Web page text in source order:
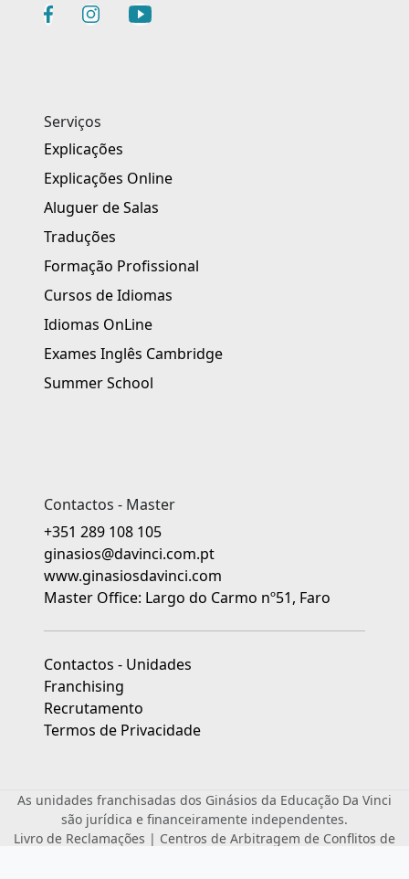
Serviços
Explicações
Explicações Online
Aluguer de Salas
Traduções
Formação Profissional
Cursos de Idiomas
Idiomas OnLine
Exames Inglês Cambridge
Summer School
Contactos - Master
+351 289 108 105
ginasios@davinci.com.pt
www.ginasiosdavinci.com
Master Office: Largo do Carmo nº51, Faro
Contactos - Unidades
Franchising
Recrutamento
Termos de Privacidade
As unidades franchisadas dos Ginásios da Educação Da Vinci
são jurídica e financeiramente independentes.
Livro de Reclamações | Centros de Arbitragem de Conflitos de